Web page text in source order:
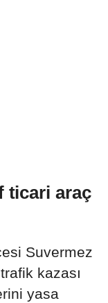
ticari araç
Suvermez
kazası
yasa